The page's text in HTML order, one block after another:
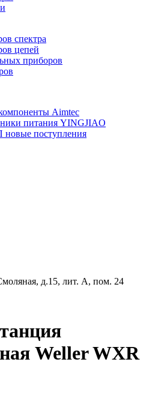
спектра
цепей
приборов
Aimtec
питания YINGJIAO
поступления
д.15, лит. А, пом. 24
Weller WXR